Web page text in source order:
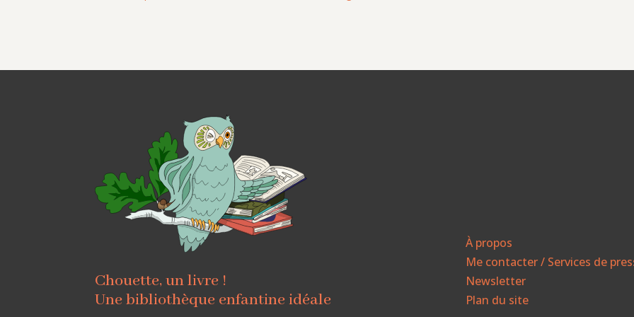
Chouette, un livre !
Une bibliothèque enfantine idéale
À propos
Me contacter / Services de
Newsletter
Plan du site